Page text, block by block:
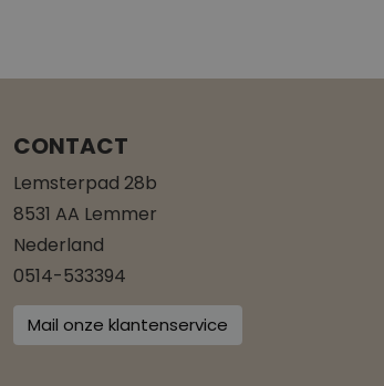
CONTACT
Lemsterpad 28b
8531 AA Lemmer
Nederland
0514-533394
Mail onze klantenservice